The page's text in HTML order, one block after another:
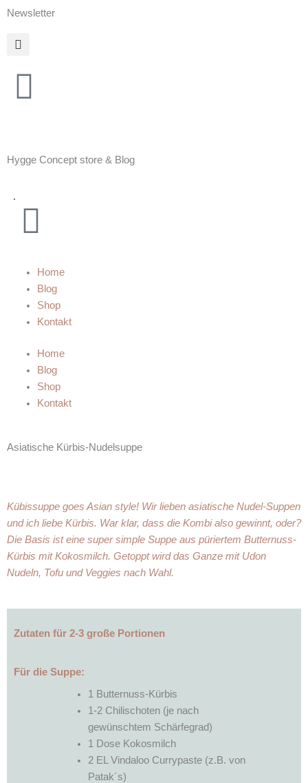
Zum
springen
Newsletter
Hygge Concept store & Blog
Warenkorb
Home
Blog
Shop
Kontakt
Home
Blog
Shop
Kontakt
Asiatische Kürbis-Nudelsuppe
Kübissuppe goes Asian style! Wir lieben asiatische Nudel-Suppen
und ich liebe Kürbis. War klar, dass die Kombi also gewinnt, oder?
Die Basis ist eine super simple Suppe aus püriertem Butternuss-
Kürbis mit Kokosmilch. Getoppt wird das Ganze mit Udon
Nudeln, Tofu und Veggies nach Wahl.
Zutaten für 2-3 große Portionen
Für die Suppe:
1 Butternuss-Kürbis
1-2 Chilischoten (je nach
gewünschtem Schärfegrad)
1 Dose Kokosmilch
2 EL Vindaloo Currypaste (z.B. von
Patak´s)